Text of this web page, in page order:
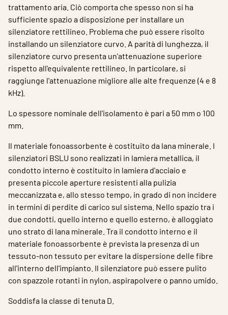
Scegliere la lingua
trattamento aria. Ciò comporta che spesso non si ha
sufficiente spazio a disposizione per installare un
silenziatore rettilineo. Problema che può essere risolto
installando un silenziatore curvo. A parità di lunghezza, il
silenziatore curvo presenta un'attenuazione superiore
rispetto all'equivalente rettilineo. In particolare, si
raggiunge l'attenuazione migliore alle alte frequenze (4 e 8
kHz).
Lo spessore nominale dell'isolamento è pari a 50 mm o 100
mm.
Il materiale fonoassorbente è costituito da lana minerale. I
silenziatori BSLU sono realizzati in lamiera metallica, il
condotto interno è costituito in lamiera d'acciaio e
presenta piccole aperture resistenti alla pulizia
meccanizzata e, allo stesso tempo, in grado di non incidere
in termini di perdite di carico sul sistema. Nello spazio tra i
due condotti, quello interno e quello esterno, è alloggiato
uno strato di lana minerale. Tra il condotto interno e il
materiale fonoassorbente è prevista la presenza di un
tessuto-non tessuto per evitare la dispersione delle fibre
all'interno dell'impianto. Il silenziatore può essere pulito
con spazzole rotanti in nylon, aspirapolvere o panno umido.
Soddisfa la classe di tenuta D.